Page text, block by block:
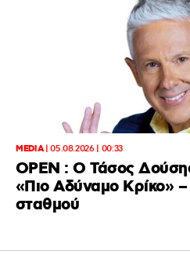
MEDIA|05.08.2026 | 00:33
OPEN : Ο Τάσος
«Πιο Αδύναμο Κρίκο»
σταθμού